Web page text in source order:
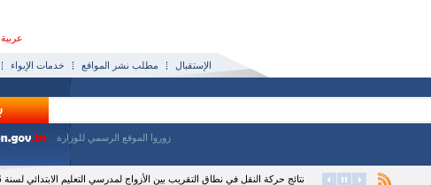
عربية
الإستقبال مطلب نشر المواقع خدمات الإيواء
زوروا الموقع الرسمي للوزارة
نتائج حركة النقل في نطاق التقريب بين الأزواج لمدرسي التعليم الابتدائي لسنة 2026